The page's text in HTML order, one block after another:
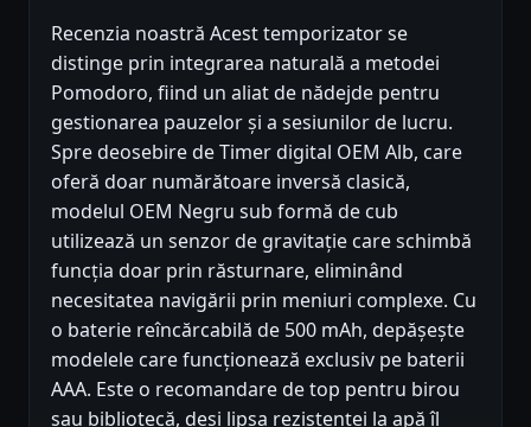
Recenzia noastră Acest temporizator se
distinge prin integrarea naturală a metodei
Pomodoro, fiind un aliat de nădejde pentru
gestionarea pauzelor și a sesiunilor de lucru.
Spre deosebire de Timer digital OEM Alb, care
oferă doar numărătoare inversă clasică,
modelul OEM Negru sub formă de cub
utilizează un senzor de gravitație care schimbă
funcția doar prin răsturnare, eliminând
necesitatea navigării prin meniuri complexe. Cu
o baterie reîncărcabilă de 500 mAh, depășește
modelele care funcționează exclusiv pe baterii
AAA. Este o recomandare de top pentru birou
sau bibliotecă, deși lipsa rezistenței la apă îl